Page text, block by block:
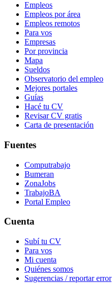
Empleos
Empleos por área
Empleos remotos
Para vos
Empresas
Por provincia
Mapa
Sueldos
Observatorio del empleo
Mejores portales
Guías
Hacé tu CV
Revisar CV gratis
Carta de presentación
Fuentes
Computrabajo
Bumeran
ZonaJobs
TrabajoBA
Portal Empleo
Cuenta
Subí tu CV
Para vos
Mi cuenta
Quiénes somos
Sugerencias / reportar error